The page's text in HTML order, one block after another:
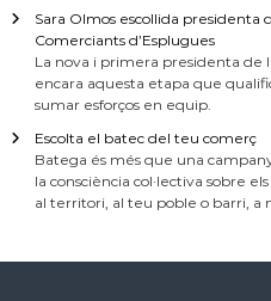
Sara Olmos escollida presidenta
Comerciants d’Esplugues
La nova i primera presidenta de
encara aquesta etapa que
sumar esforços en equip.
Escolta el batec del teu comerç
Batega és més que una
la consciència col·lectiva sobre
al territori, al teu poble o barri, a